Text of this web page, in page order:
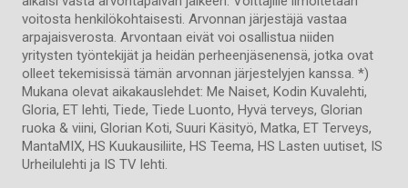
voitosta henkilökohtaisesti. Arvonnan järjestäjä vastaa
arpajaisverosta. Arvontaan eivät voi osallistua niiden
yritysten työntekijät ja heidän perheenjäsenensä, jotka ovat
olleet tekemisissä tämän arvonnan järjestelyjen kanssa. *)
Mukana olevat aikakauslehdet: Me Naiset, Kodin Kuvalehti,
Gloria, ET lehti, Tiede, Tiede Luonto, Hyvä terveys, Glorian
ruoka & viini, Glorian Koti, Suuri Käsityö, Matka, ET Terveys,
MantaMIX, HS Kuukausiliite, HS Teema, HS Lasten uutiset, IS
Urheilulehti ja IS TV lehti.